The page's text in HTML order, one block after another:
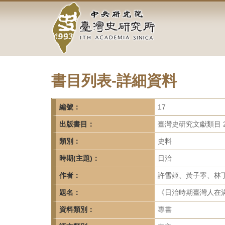
容
中
央
研
究
院-
臺
灣
史
研
究
所-
書目列表-詳細資料
編號： 17
出版書目： 臺灣史研究文獻類目
類別： 史料
時期(主題)： 日治
作者： 許雪姬、黃子寧、林
題名： 《日治時期臺灣人
資料類別： 專書